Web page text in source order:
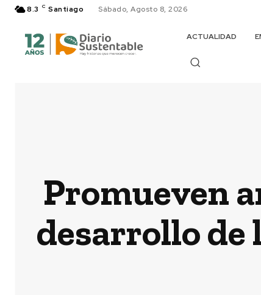
8.3 C Santiago Sábado, Agosto 8, 2026
ACTUALIDAD
Promueven
desarrollo de